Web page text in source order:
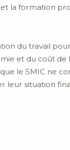
la formation
du travail
et du coût de
le SMIC ne
leur situation